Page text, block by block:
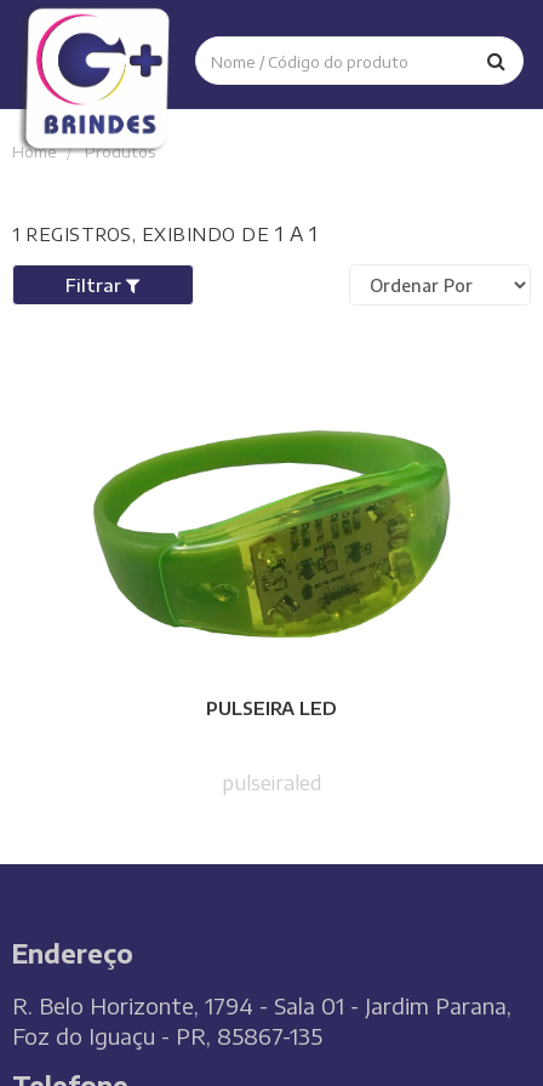
Home Produtos
1 REGISTROS, EXIBINDO DE 1 A 1
Filtrar
PULSEIRA LED
pulseiraled
Endereço
R. Belo Horizonte, 1794 - Sala 01 - Jardim Parana,
Foz do Iguaçu - PR, 85867-135